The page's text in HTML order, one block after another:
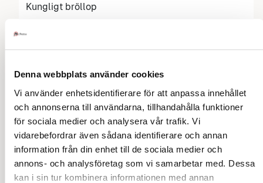
Denna webbplats använder cookies
Vi använder enhetsidentifierare för att anpassa innehållet
och annonserna till användarna, tillhandahålla funktioner
för sociala medier och analysera vår trafik. Vi
vidarebefordrar även sådana identifierare och annan
information från din enhet till de sociala medier och
annons- och analysföretag som vi samarbetar med. Dessa
kan i sin tur kombinera informationen med annan
Kungligt bröllop
Annons: